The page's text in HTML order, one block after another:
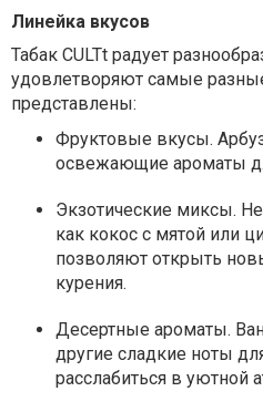
Линейка вкусов
Табак CULTt радует
удовлетворяют самые
представлены:
Фруктовые вкусы.
освежающие ароматы
Экзотические миксы.
как кокос с мятой или
позволяют открыть
курения.
Десертные ароматы.
другие сладкие ноты
расслабиться в уютной